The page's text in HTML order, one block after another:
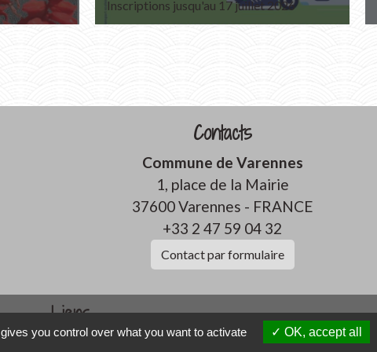
Inscriptions jusqu'au 17 juillet 2026
Contacts
Commune de Varennes
1, place de la Mairie
37600 Varennes - FRANCE
+33 2 47 59 04 32
Contact par formulaire
Liens
you control over what you want to activate OK, accept all